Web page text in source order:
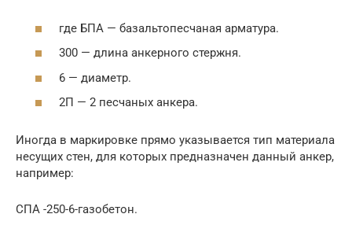
где БПА — базальтопесчаная арматура.
300 — длина анкерного стержня.
6 — диаметр.
2П — 2 песчаных анкера.
Иногда в маркировке прямо указывается тип материала
несущих стен, для которых предназначен данный анкер,
например:
СПА -250-6-газобетон.